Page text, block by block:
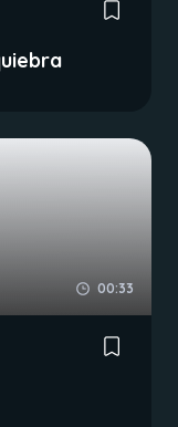
00:33